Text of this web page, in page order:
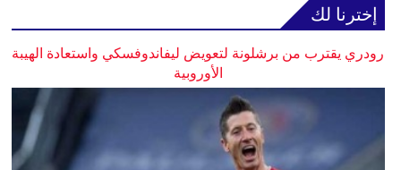
إخترنا لك
رودري يقترب من برشلونة لتعويض ليفاندوفسكي واستعادة الهيبة
الأوروبية